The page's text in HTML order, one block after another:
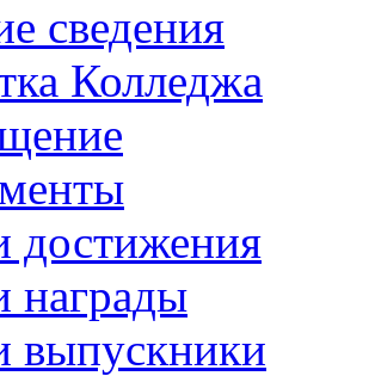
сведения
Колледжа
выпускники